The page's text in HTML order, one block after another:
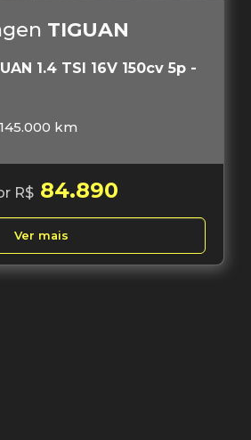
TIGUAN
1.4 TSI 16V 150cv 5p -
145.000 km
R$ 84.890
Ver mais